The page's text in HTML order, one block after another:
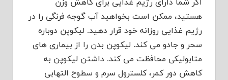
اگر شما دارای رژیم غذایی برای کاهش وزن
هستید، ممکن است بخواهید آب گوجه فرنگی را در
رژیم غذایی روزانه خود قرار دهید. لیکوپن دوباره
سحر و جادو می کند. لیکوپن بدن را از بیماری های
متابولیکی محافظت می کند. داشتن لیکوپن به
کاهش دور کمر، کلسترول سرم و سطوح التهابی